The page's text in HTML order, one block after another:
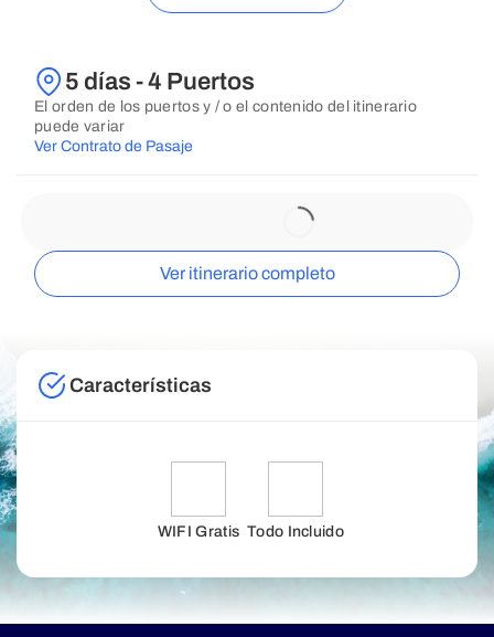
5 días - 4 Puertos
El orden de los puertos y / o el contenido del itinerario
puede variar
Ver Contrato de Pasaje
Ver itinerario completo
Características
WIFI Gratis Todo Incluido